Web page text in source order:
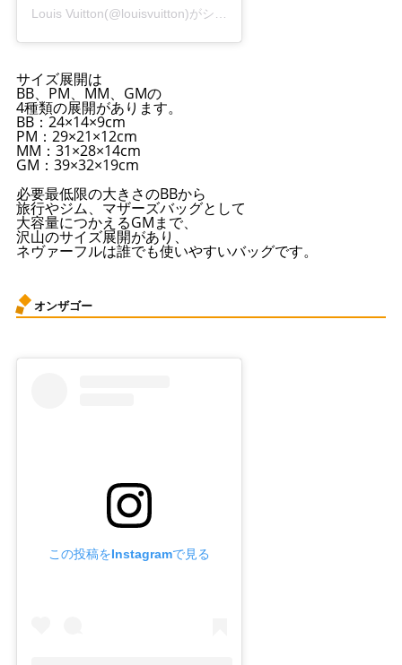
サイズ展開は
BB、PM、MM、GMの
4種類の展開があります。
BB：24×14×9cm
PM：29×21×12cm
MM：31×28×14cm
GM：39×32×19cm
必要最低限の大きさのBBから
旅行やジム、マザーズバッグとして
大容量につかえるGMまで、
沢山のサイズ展開があり、
ネヴァーフルは誰でも使いやすいバッグです。
オンザゴー
この投稿をInstagramで見る